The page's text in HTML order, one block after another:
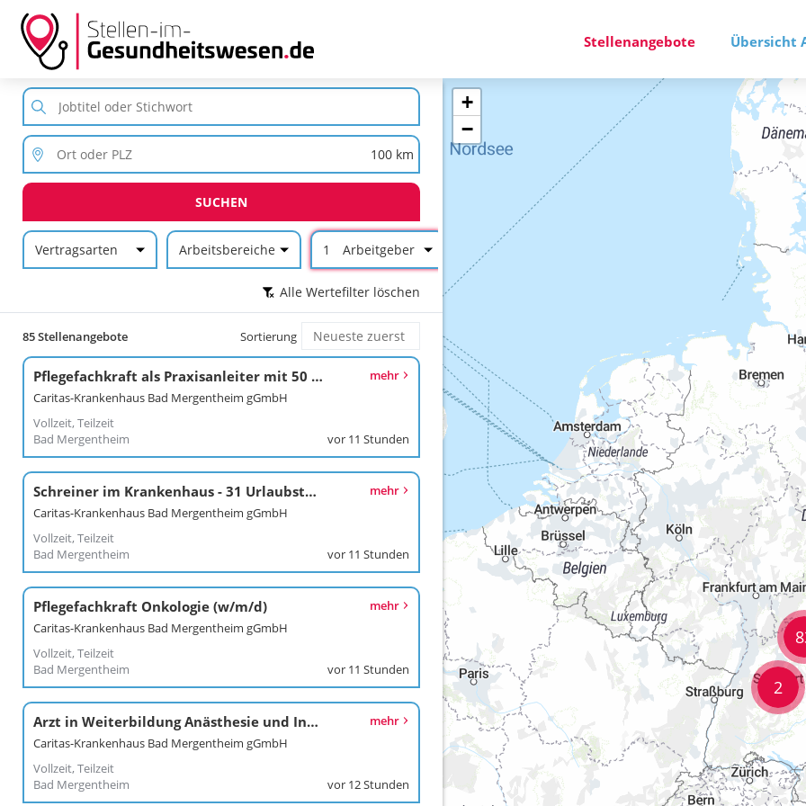
Stellenangebote Übersicht
SUCHEN
Vertragsarten Arbeitsbereiche 1 Arbeitgeber
Alle Wertefilter löschen
85 Stellenangebote Sortierung
Pflegefachkraft als Praxisanleiter mit 50 % Freistellung (w/m/d)
Caritas-Krankenhaus Bad Mergentheim gGmbH
Vollzeit, Teilzeit
Bad Mergentheim
mehr
vor 11 Stunden
Schreiner im Krankenhaus - 31 Urlaubstage, tolles Team und abwechslungsreiche Aufgaben (w/m/d)
Caritas-Krankenhaus Bad Mergentheim gGmbH
Vollzeit, Teilzeit
Bad Mergentheim
mehr
vor 11 Stunden
Pflegefachkraft Onkologie (w/m/d)
Caritas-Krankenhaus Bad Mergentheim gGmbH
Vollzeit, Teilzeit
Bad Mergentheim
mehr
vor 11 Stunden
Arzt in Weiterbildung Anästhesie und Intensivmedizin (w/m/d)
Caritas-Krankenhaus Bad Mergentheim gGmbH
Vollzeit, Teilzeit
Bad Mergentheim
mehr
vor 12 Stunden
2
+
−